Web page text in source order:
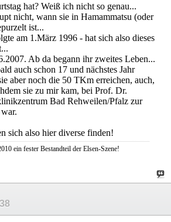
hat? Weiß ich nicht so genau...
nicht, wann sie in Hamammatsu (oder
ist...
am 1.März 1996 - hat sich also dieses
Ab da begann ihr zweites Leben...
auch schon 17 und nächstes Jahr
aber noch die 50 TKm erreichen, auch,
sie zu mir kam, bei Prof. Dr.
Bad Rehweilen/Pfalz zur
sich also hier diverse finden!
ein fester Bestandteil der Elsen-Szene!